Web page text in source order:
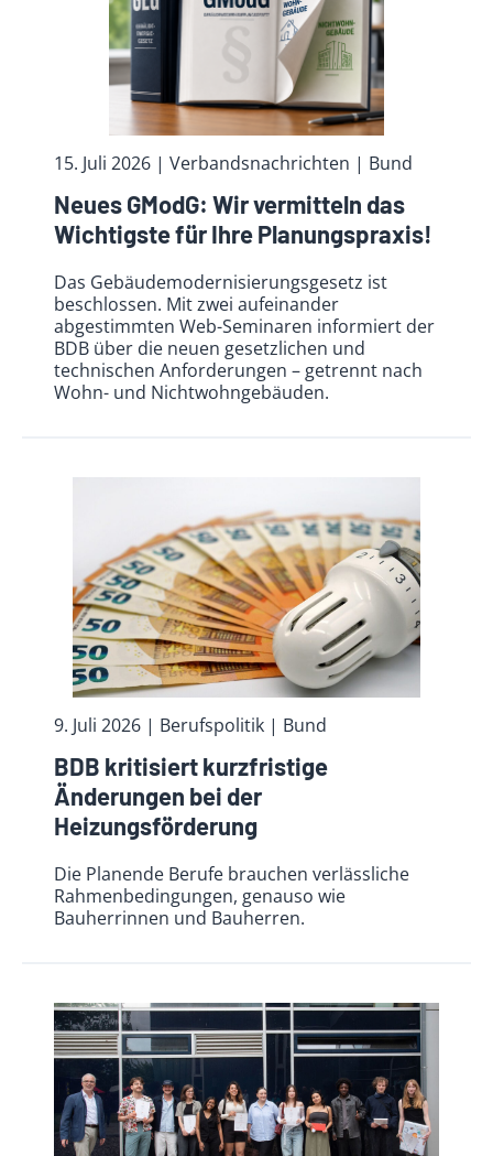
15. Juli 2026 | Verbandsnachrichten | Bund
Neues GModG: Wir vermitteln das
Wichtigste für Ihre Planungspraxis!
Das Gebäudemodernisierungsgesetz ist
beschlossen. Mit zwei aufeinander
abgestimmten Web-Seminaren informiert der
BDB über die neuen gesetzlichen und
technischen Anforderungen – getrennt nach
Wohn- und Nichtwohngebäuden.
9. Juli 2026 | Berufspolitik | Bund
BDB kritisiert kurzfristige
Änderungen bei der
Heizungsförderung
Die Planende Berufe brauchen verlässliche
Rahmenbedingungen, genauso wie
Bauherrinnen und Bauherren.